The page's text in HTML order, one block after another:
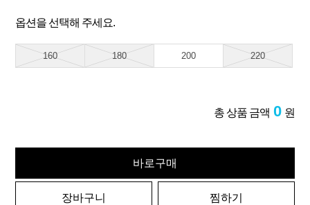
옵션을 선택해 주세요.
160 180 200 220
총 상품 금액 0 원
바로구매
장바구니 찜하기